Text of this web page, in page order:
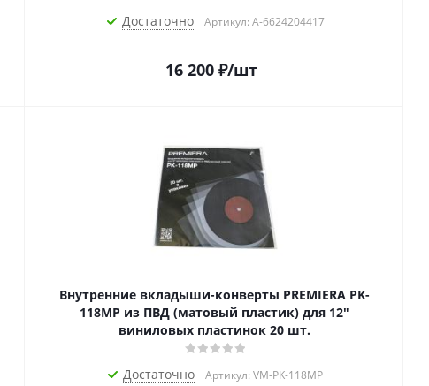
Достаточно Артикул: A-6624204417
16 200₽/шт
Внутренние вкладыши-конверты PREMIERA PK-
118MP из ПВД (матовый пластик) для 12"
виниловых пластинок 20 шт.
Достаточно Артикул: VM-PK-118MP